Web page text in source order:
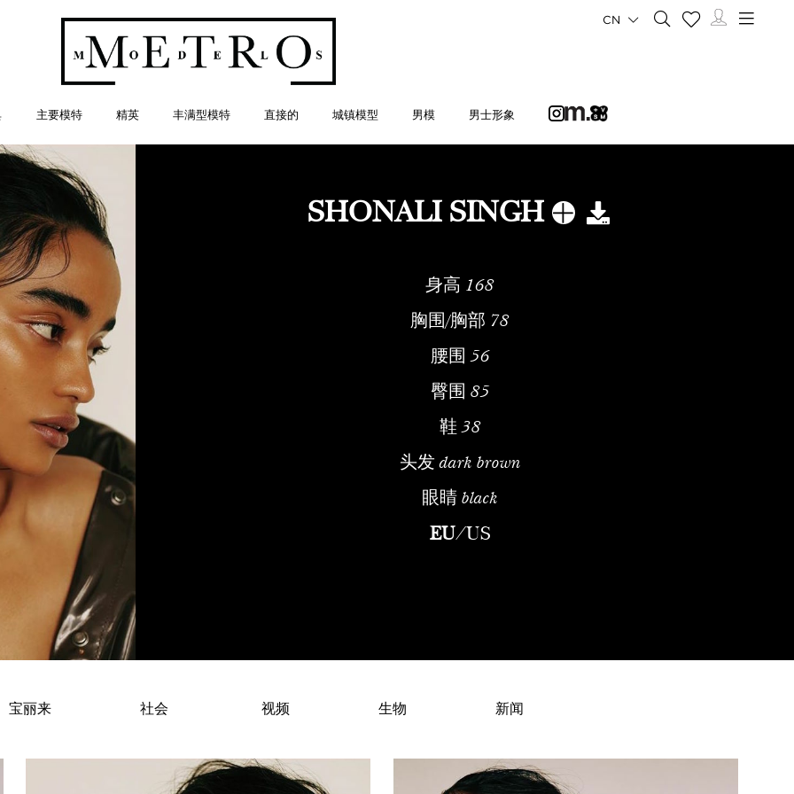
主要模特 精英 丰满型模特 直接的 城镇模型 男模 男士形象
CN
SHONALI SINGH
身高 168
胸围/胸部 78
腰围 56
臀围 85
鞋 38
头发 dark brown
眼睛 black
EU/US
Born and raised in Lucknow in 1997, Shonali Singh is an Indian model with a B.tech from
宝丽来 社会 视频 生物 新闻